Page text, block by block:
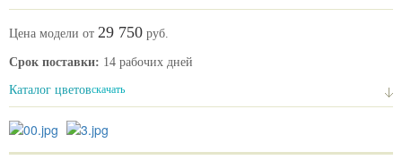
Цена модели от 29 750 руб.
Срок поставки: 14 рабочих дней
Каталог цветовскачать